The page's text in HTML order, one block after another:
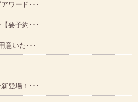
ワード･･･
要予約･･･
意いた･･･
登場！･･･